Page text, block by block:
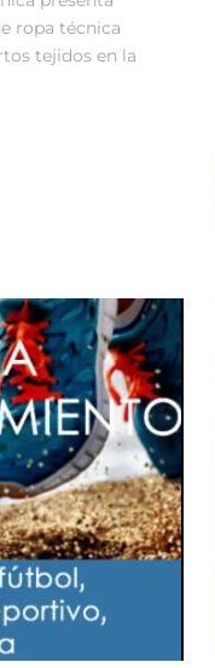
ropa técnica
tejidos en la